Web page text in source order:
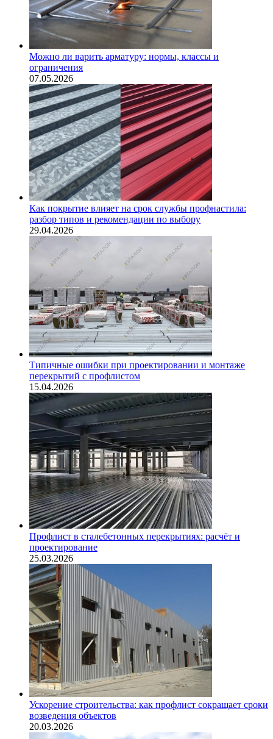
Можно ли варить арматуру: нормы, классы и
ограничения
07.05.2026
Как покрытие влияет на срок службы профнастила:
разбор типов и рекомендации по выбору
29.04.2026
Типичные ошибки при проектировании и монтаже
перекрытий с профлистом
15.04.2026
Профлист в сталебетонных перекрытиях: расчёт и
проектирование
25.03.2026
Ускорение строительства: как профлист сокращает сроки
возведения объектов
20.03.2026